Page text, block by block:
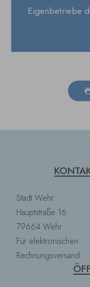
Eigenbetriebe
Stadt Wehr
Hauptstraße 16
79664 Wehr
Für elektronischen
Rechnungsversand: